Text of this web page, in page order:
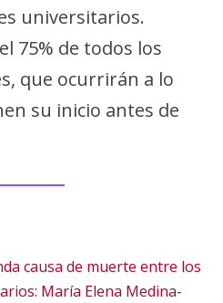
universitarios.
75% de todos los
que ocurrirán a lo
su inicio antes de
causa de muerte entre los
María Elena Medina-